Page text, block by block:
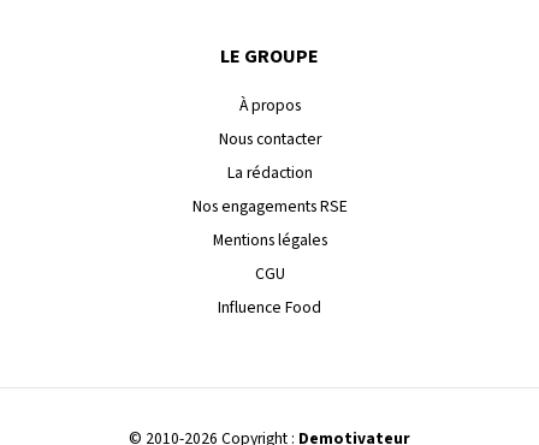
LE GROUPE
À propos
Nous contacter
La rédaction
Nos engagements RSE
Mentions légales
CGU
Influence Food
© 2010-2026 Copyright : Demotivateur